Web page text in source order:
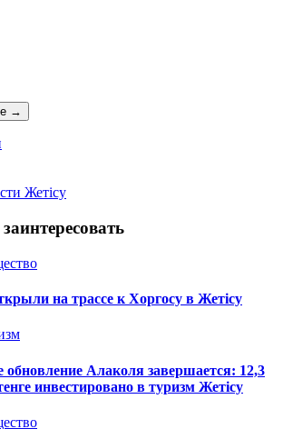
→
Жетісу
на трассе к Хоргосу в Жетісу
Алаколя завершается: 12,3
инвестировано в туризм Жетісу